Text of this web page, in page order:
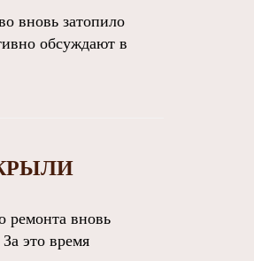
вновь затопило
обсуждают в
ремонта вновь
это время